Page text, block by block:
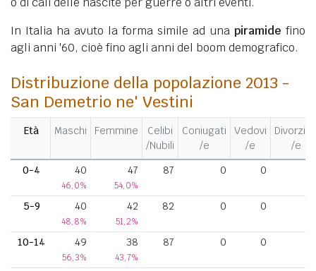
In Italia ha avuto la forma simile ad una piramide fino
agli anni '60, cioè fino agli anni del boom demografico.
Distribuzione della popolazione 2013 -
San Demetrio ne' Vestini
Età Maschi Femmine
Celibi
/Nubili
Coniugati
/e
Vedovi
/e
/e
0-4
40
46,0%
47
54,0%
87 0 0
5-9 40
48,8%
42
51,2%
82 0 0
10-14 49
56,3%
38
43,7%
87 0 0